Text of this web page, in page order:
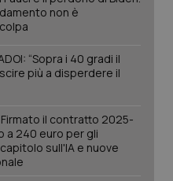
non è
“Sopra i 40 gradi il
più a disperdere il
il contratto 2025-
a 240 euro per gli
sull'IA e nuove
CookieScript
www.quotidianosanita.it